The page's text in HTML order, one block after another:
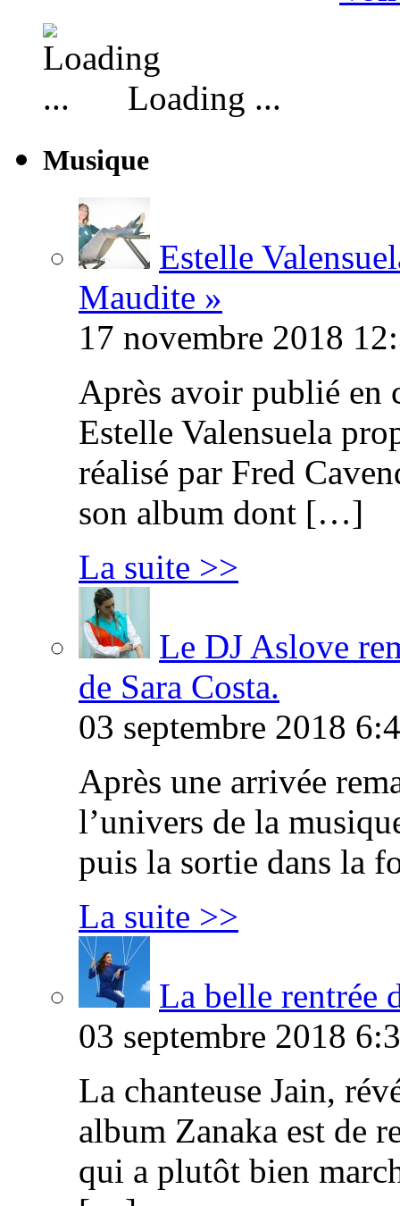
Loading ...
Musique
Estelle
Maudite »
17 novembre 2018
Après avoir publié en
Estelle Valensuela
réalisé par Fred
son album dont […]
La suite >>
Le DJ Aslove
de Sara Costa.
03 septembre 2018
Après une arrivée
l’univers de la
puis la sortie dans la
La suite >>
La belle rentrée
03 septembre 2018
La chanteuse Jain,
album Zanaka est de
qui a plutôt bien